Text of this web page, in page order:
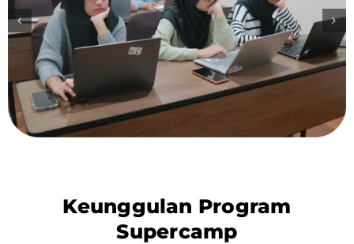
Keunggulan Program
Supercamp